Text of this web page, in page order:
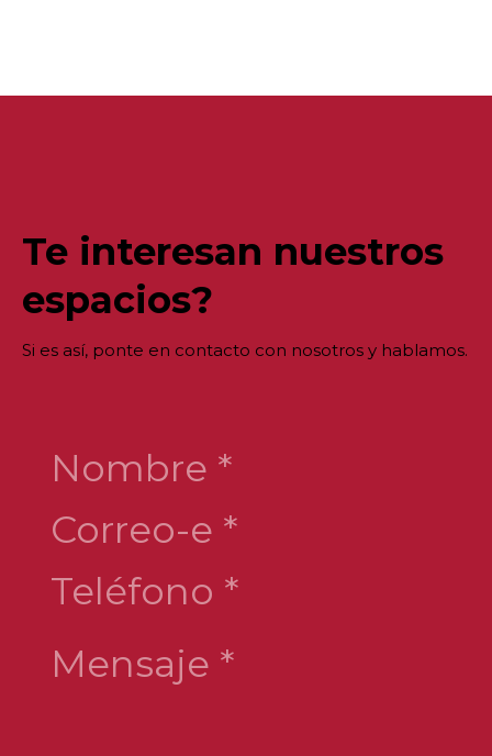
Te interesan nuestros
espacios?
Si es así, ponte en contacto con nosotros y hablamos.
Nombre *
Mensaje *